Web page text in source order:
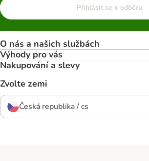
Přihlásit se k odběru
O nás a našich službách
Výhody pro vás
Nakupování a slevy
Zvolte zemi
Česká republika / cs